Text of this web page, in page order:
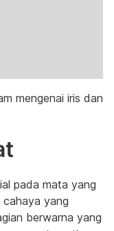
mengenai iris dan
pada mata yang
cahaya yang
berwarna yang